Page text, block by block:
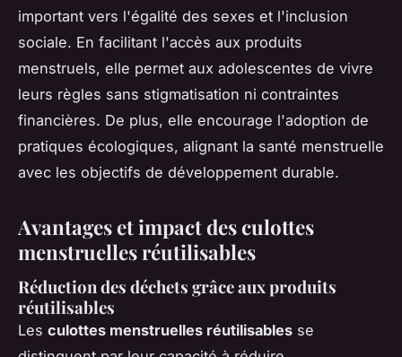
important vers l'égalité des sexes et l'inclusion
sociale. En facilitant l'accès aux produits
menstruels, elle permet aux adolescentes de vivre
leurs règles sans stigmatisation ni contraintes
financières. De plus, elle encourage l'adoption de
pratiques écologiques, alignant la santé menstruelle
avec les objectifs de développement durable.
Avantages et impact des culottes
menstruelles réutilisables
Réduction des déchets grâce aux produits
réutilisables
Les culottes menstruelles réutilisables se